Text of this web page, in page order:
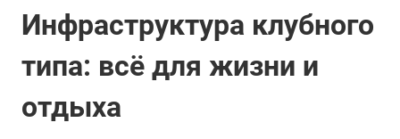
Инфраструктура клубного
типа: всё для жизни и
отдыха